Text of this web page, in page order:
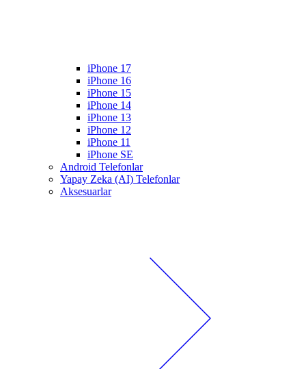
iPhone 17
iPhone 16
iPhone 15
iPhone 14
iPhone 13
iPhone 12
iPhone 11
iPhone SE
Android Telefonlar
Yapay Zeka (AI) Telefonlar
Aksesuarlar